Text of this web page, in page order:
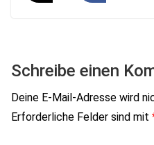
Schreibe einen
Deine E-Mail-Adresse wird
Erforderliche Felder sind mit